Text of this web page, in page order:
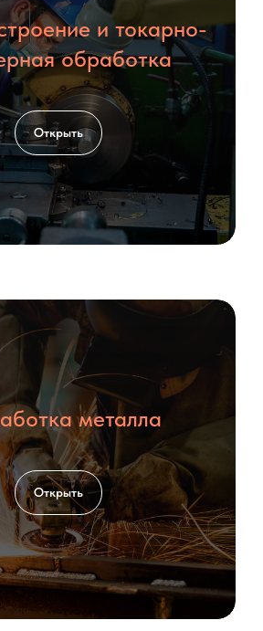
и токарно-
обработка
Открыть
металла
Открыть